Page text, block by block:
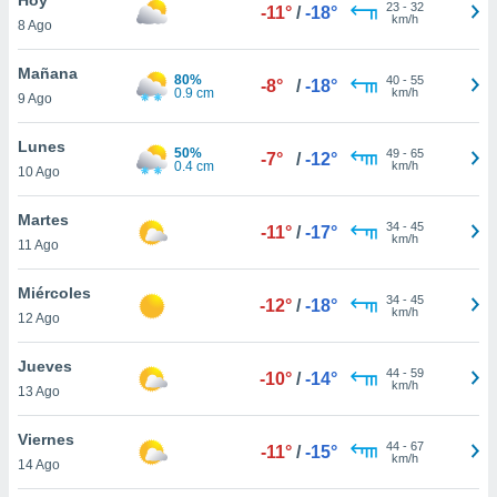
en
más
nuestra
de
cookies
aceptar
8 Ago
-11° / -18° 23- 32
km/h
Mañana
9 Ago
80%
0.9 cm
-8° / -18° 40- 55
km/h
Lunes
10 Ago
50%
0.4 cm
-7° / -12° 49- 65
km/h
Martes
11 Ago
-11° / -17° 34- 45
km/h
Miércoles
12 Ago
-12° / -18° 34 - 45
km/h
Jueves
13 Ago
-10° / -14° 44 - 59
km/h
Viernes
14 Ago
-11° / -15° 44- 67
km/h